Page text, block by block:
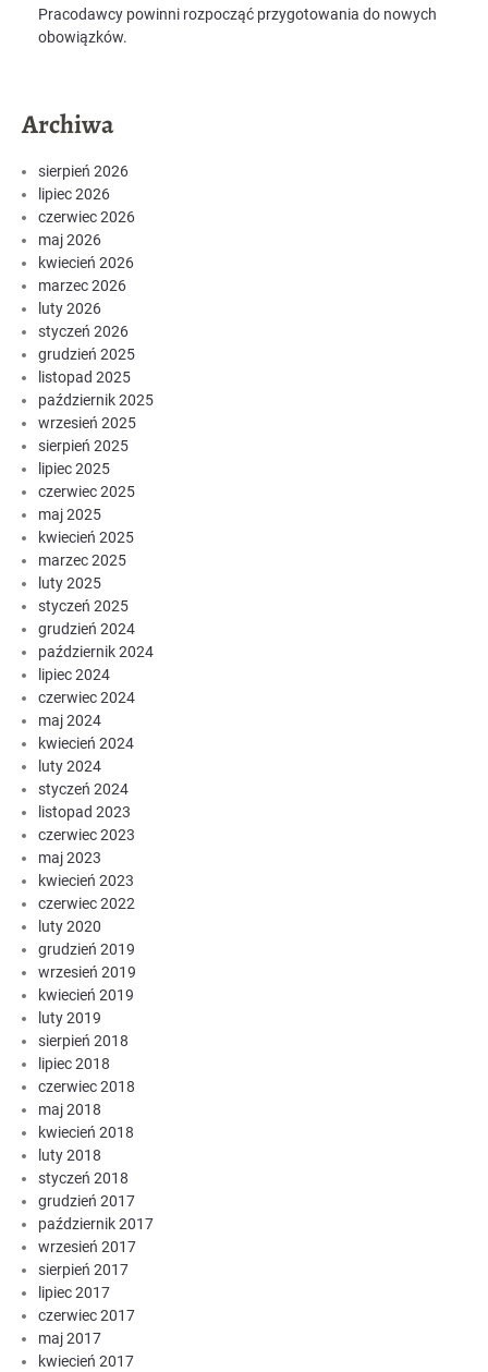
Pracodawcy powinni rozpocząć przygotowania do nowych
obowiązków.
Archiwa
sierpień 2026
lipiec 2026
czerwiec 2026
maj 2026
kwiecień 2026
marzec 2026
luty 2026
styczeń 2026
grudzień 2025
listopad 2025
październik 2025
wrzesień 2025
sierpień 2025
lipiec 2025
czerwiec 2025
maj 2025
kwiecień 2025
marzec 2025
luty 2025
styczeń 2025
grudzień 2024
październik 2024
lipiec 2024
czerwiec 2024
maj 2024
kwiecień 2024
luty 2024
styczeń 2024
listopad 2023
czerwiec 2023
maj 2023
kwiecień 2023
czerwiec 2022
luty 2020
grudzień 2019
wrzesień 2019
kwiecień 2019
luty 2019
sierpień 2018
lipiec 2018
czerwiec 2018
maj 2018
kwiecień 2018
luty 2018
styczeń 2018
grudzień 2017
październik 2017
wrzesień 2017
sierpień 2017
lipiec 2017
czerwiec 2017
maj 2017
kwiecień 2017